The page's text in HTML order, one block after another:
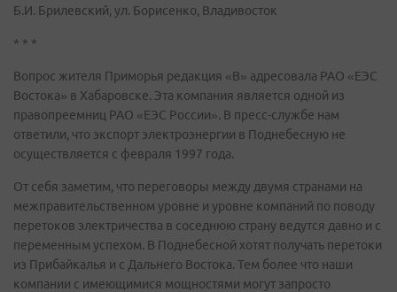
Б.И. Брилевский, ул. Борисенко, Владивосток
* * *
Вопрос жителя Приморья редакция «В» адресовала РАО «ЕЭС
Востока» в Хабаровске. Эта компания является одной из
правопреемниц РАО «ЕЭС России». В пресс-службе нам
ответили, что экспорт электроэнергии в Поднебесную не
осуществляется с февраля 1997 года.
От себя заметим, что переговоры между двумя странами на
межправительственном уровне и уровне компаний по поводу
перетоков электричества в соседнюю страну ведутся давно и с
переменным успехом. В Поднебесной хотят получать перетоки
из Прибайкалья и c Дальнего Востока. Тем более что наши
компании с имеющимися мощностями могут запросто